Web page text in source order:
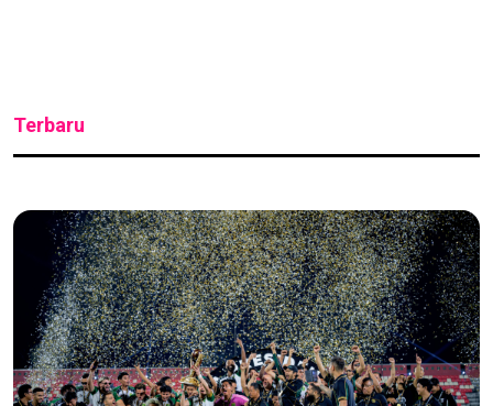
Terbaru